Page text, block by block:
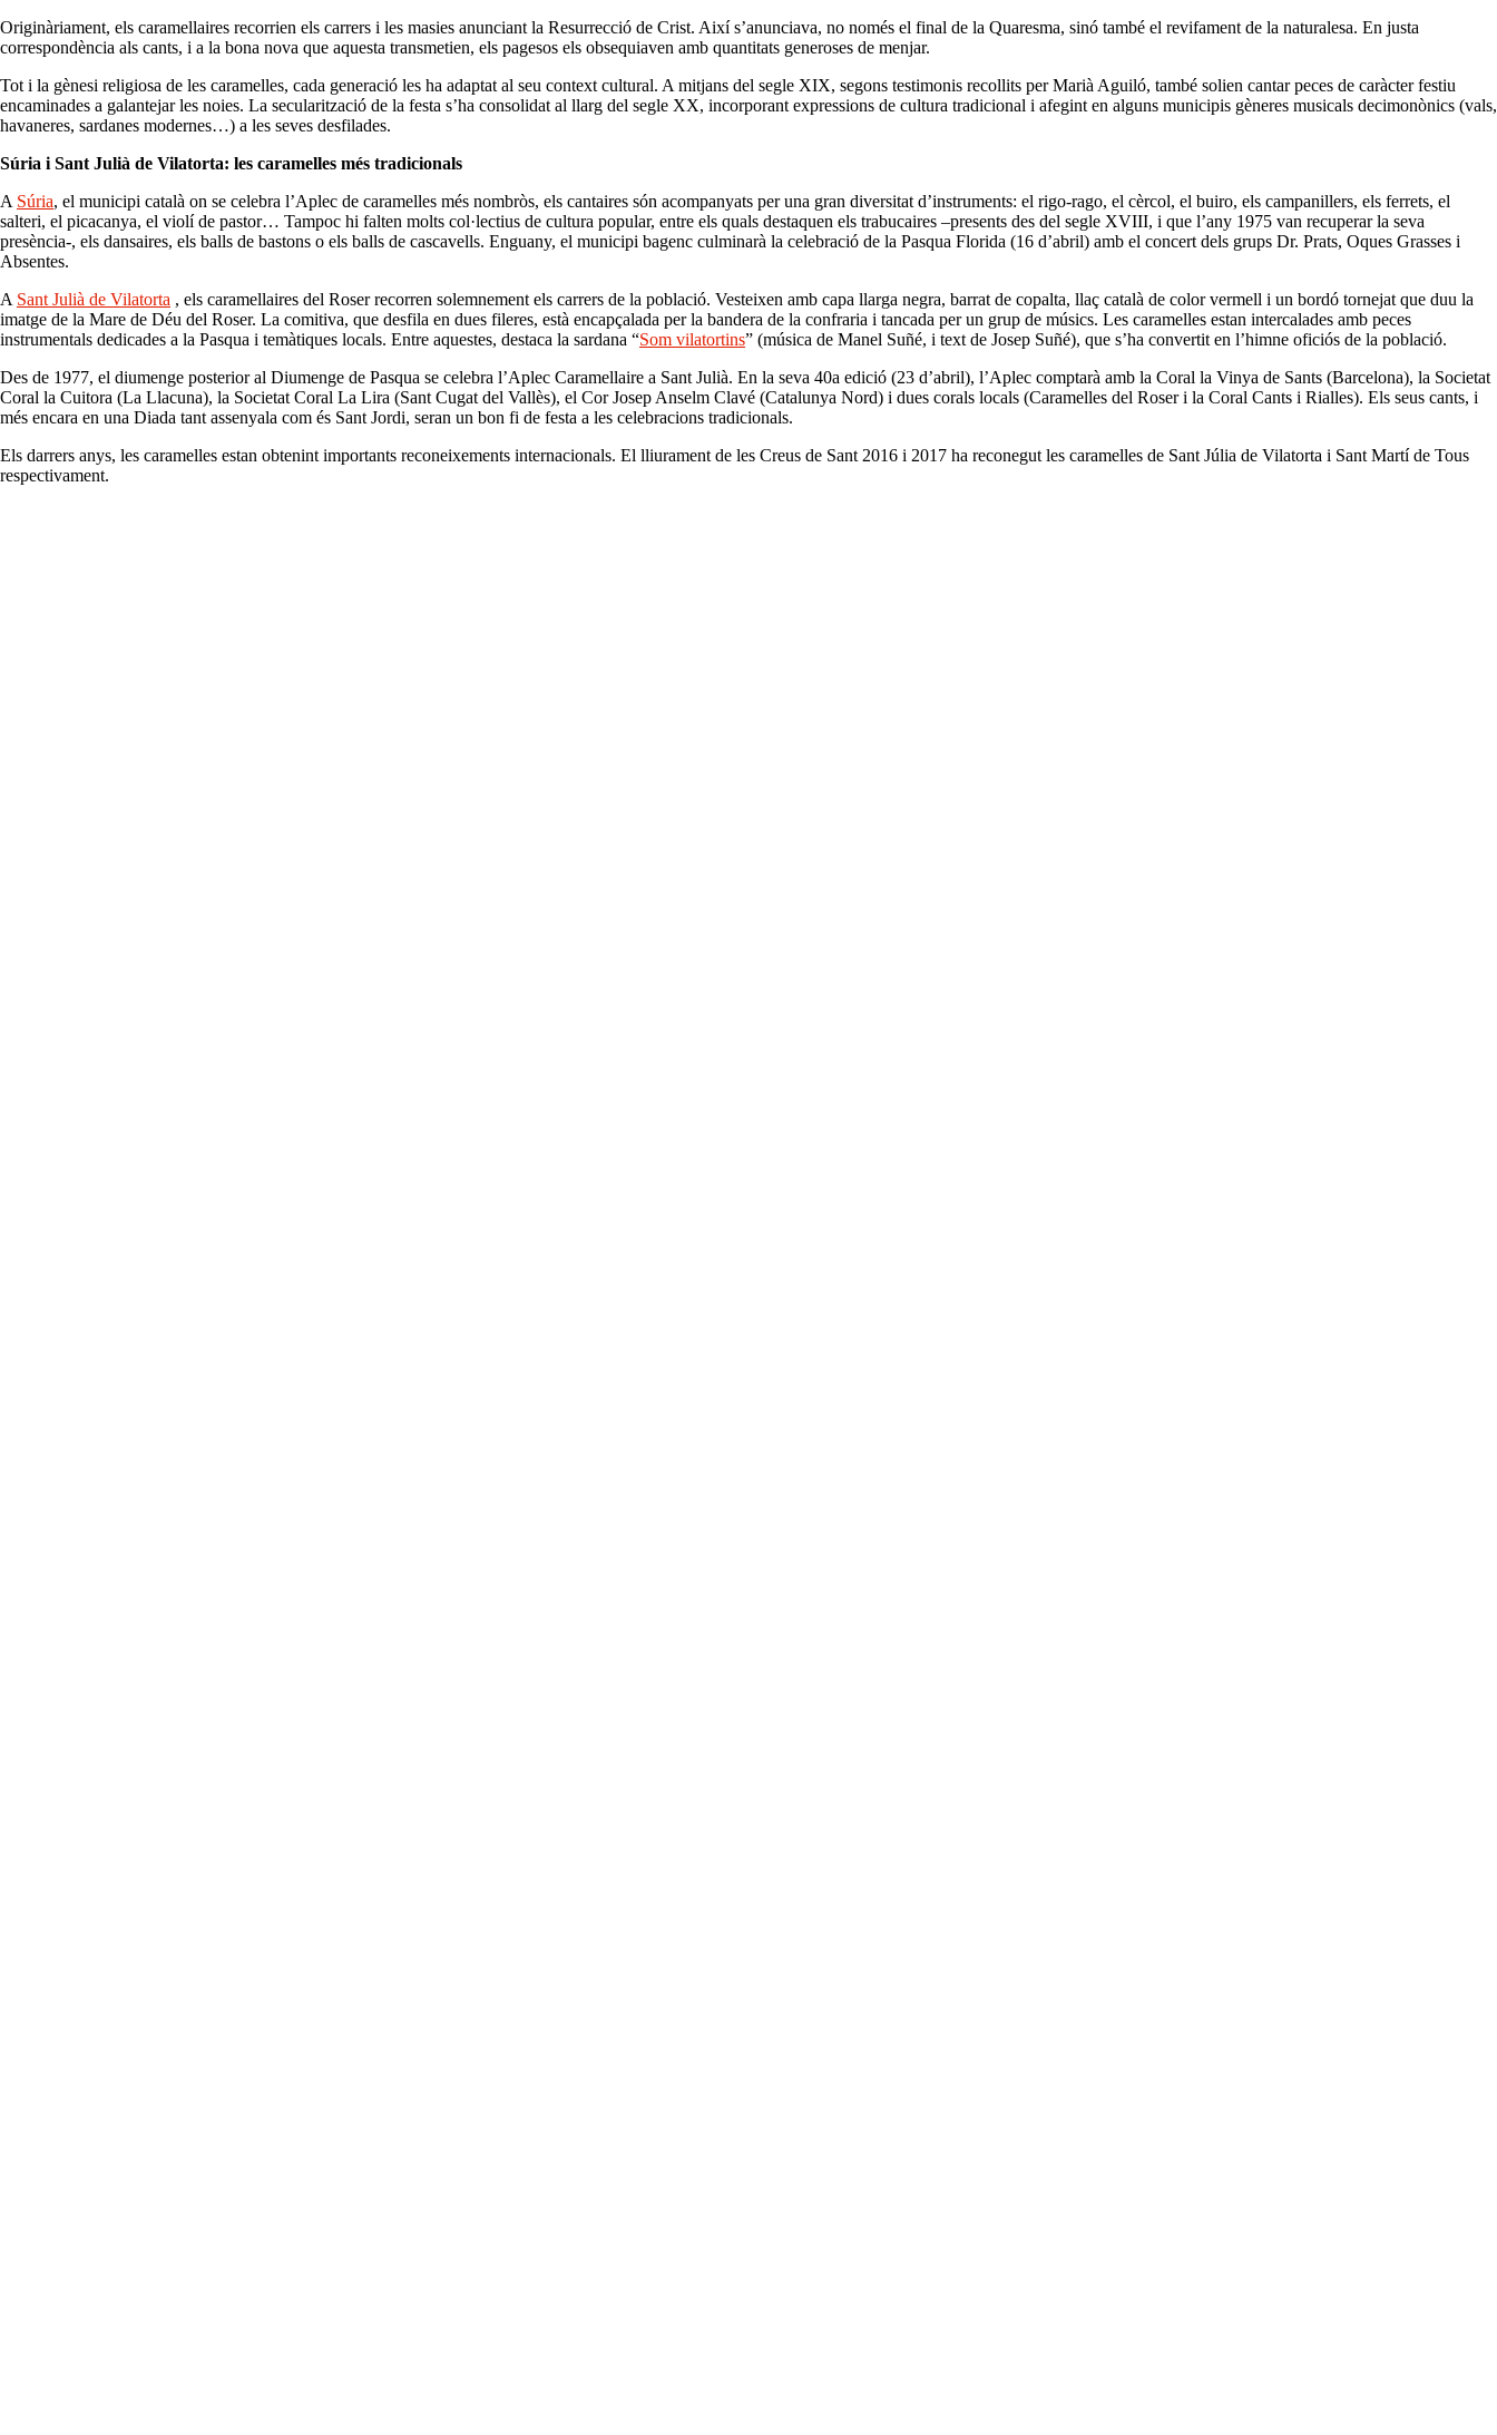
Originàriament, els caramellaires recorrien els carrers i les masies anunciant la Resurrecció de Crist. Així s’anunciava, no només el final de la Quaresma, sinó també el revifament de la naturalesa. En justa
correspondència als cants, i a la bona nova que aquesta transmetien, els pagesos els obsequiaven amb quantitats generoses de menjar.
Tot i la gènesi religiosa de les caramelles, cada generació les ha adaptat al seu context cultural. A mitjans del segle XIX, segons testimonis recollits per Marià Aguiló, també solien cantar peces de caràcter festiu
encaminades a galantejar les noies. La secularització de la festa s’ha consolidat al llarg del segle XX, incorporant expressions de cultura tradicional i afegint en alguns municipis gèneres musicals decimonònics (vals,
havaneres, sardanes modernes…) a les seves desfilades.
Súria i Sant Julià de Vilatorta: les caramelles més tradicionals
A Súria, el municipi català on se celebra l’Aplec de caramelles més nombròs, els cantaires són acompanyats per una gran diversitat d’instruments: el rigo-rago, el cèrcol, el buiro, els campanillers, els ferrets, el
salteri, el picacanya, el violí de pastor… Tampoc hi falten molts col·lectius de cultura popular, entre els quals destaquen els trabucaires –presents des del segle XVIII, i que l’any 1975 van recuperar la seva
presència-, els dansaires, els balls de bastons o els balls de cascavells. Enguany, el municipi bagenc culminarà la celebració de la Pasqua Florida (16 d’abril) amb el concert dels grups Dr. Prats, Oques Grasses i
Absentes.
A Sant Julià de Vilatorta , els caramellaires del Roser recorren solemnement els carrers de la població. Vesteixen amb capa llarga negra, barrat de copalta, llaç català de color vermell i un bordó tornejat que duu la
imatge de la Mare de Déu del Roser. La comitiva, que desfila en dues fileres, està encapçalada per la bandera de la confraria i tancada per un grup de músics. Les caramelles estan intercalades amb peces
instrumentals dedicades a la Pasqua i temàtiques locals. Entre aquestes, destaca la sardana “Som vilatortins” (música de Manel Suñé, i text de Josep Suñé), que s’ha convertit en l’himne oficiós de la població.
Des de 1977, el diumenge posterior al Diumenge de Pasqua se celebra l’Aplec Caramellaire a Sant Julià. En la seva 40a edició (23 d’abril), l’Aplec comptarà amb la Coral la Vinya de Sants (Barcelona), la Societat
Coral la Cuitora (La Llacuna), la Societat Coral La Lira (Sant Cugat del Vallès), el Cor Josep Anselm Clavé (Catalunya Nord) i dues corals locals (Caramelles del Roser i la Coral Cants i Rialles). Els seus cants, i
més encara en una Diada tant assenyala com és Sant Jordi, seran un bon fi de festa a les celebracions tradicionals.
Els darrers anys, les caramelles estan obtenint importants reconeixements internacionals. El lliurament de les Creus de Sant 2016 i 2017 ha reconegut les caramelles de Sant Júlia de Vilatorta i Sant Martí de Tous
respectivament.